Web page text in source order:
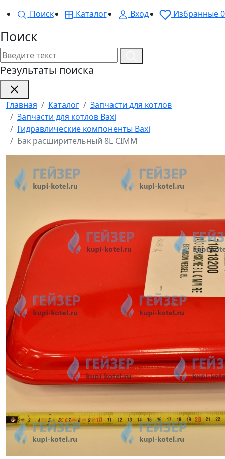
Поиск
Каталог Вход Избранные0
Поиск
Результаты поиска
Главная Каталог
Запчасти для котлов
Запчасти для котлов Baxi
Гидравлические компоненты Baxi
Бак расширительный 8L CIMM